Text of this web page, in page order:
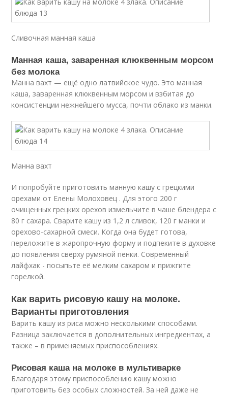
Сливочная манная каша
Манная каша, заваренная клюквенным морсом
без молока
Манна вахт — ещё одно латвийское чудо. Это манная
каша, заваренная клюквенным морсом и взбитая до
консистенции нежнейшего мусса, почти облако из манки.
Манна вахт
И попробуйте приготовить манную кашу с грецкими
орехами от Елены Молоховец . Для этого 200 г
очищенных грецких орехов измельчите в чаше блендера с
80 г сахара. Сварите кашу из 1,2 л сливок, 120 г манки и
орехово-сахарной смеси. Когда она будет готова,
переложите в жаропрочную форму и подпеките в духовке
до появления сверху румяной пенки. Современный
лайфхак - посыпьте её мелким сахаром и прижгите
горелкой.
Как варить рисовую кашу на молоке.
Варианты приготовления
Варить кашу из риса можно несколькими способами.
Разница заключается в дополнительных ингредиентах, а
также – в применяемых приспособлениях.
Рисовая каша на молоке в мультиварке
Благодаря этому приспособлению кашу можно
приготовить без особых сложностей. За ней даже не